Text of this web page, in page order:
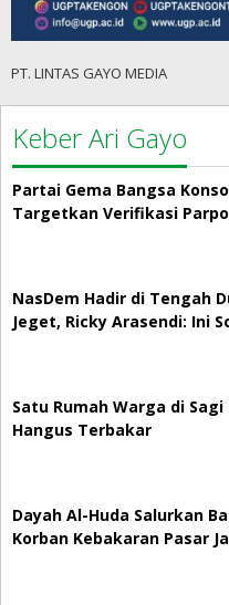
PT. LINTAS GAYO MEDIA
Keber Ari Gayo
Partai Gema Bangsa
Targetkan Verifikasi
NasDem Hadir di Tengah
Jeget, Ricky Arasendi: Ini
Satu Rumah Warga di
Hangus Terbakar
Dayah Al-Huda Salurkan
Korban Kebakaran Pasar